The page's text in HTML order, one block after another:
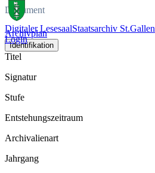
Digitaler LesesaalStaatsarchiv St.Gallen
Login
Dokument
Archivplan
Identifikation
Titel
Signatur
Stufe
Entstehungszeitraum
Archivalienart
Jahrgang